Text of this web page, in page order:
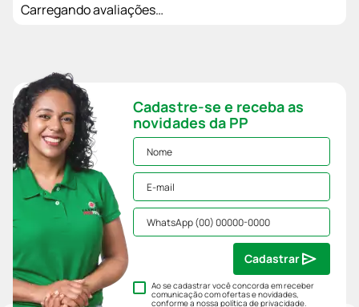
Carregando avaliações…
Cadastre-se e receba as
novidades da PP
Ao se cadastrar você concorda em receber
comunicação com ofertas e novidades,
conforme a nossapolítica de privacidade.
Cadastrar